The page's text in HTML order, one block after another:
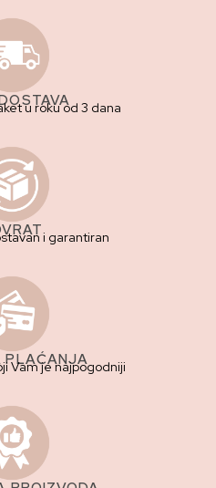
u roku od 3 dana
i garantiran
PLAĆANJA
Vam je najpogodniji